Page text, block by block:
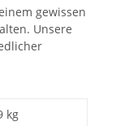
gewissen
Unsere
kg